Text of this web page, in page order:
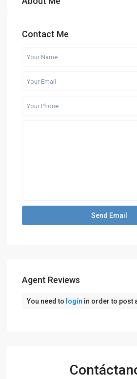
Contact Me
Agent Reviews
You need to login in order to post